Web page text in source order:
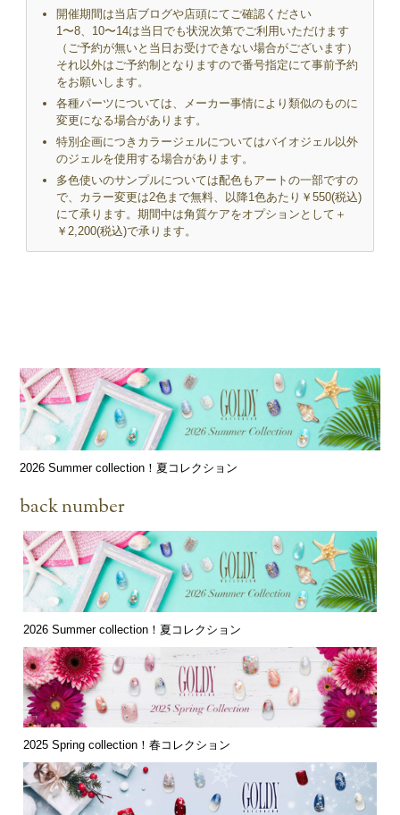
開催期間は当店ブログや店頭にてご確認ください
1〜8、10〜14は当日でも状況次第でご利用いただけます
（ご予約が無いと当日お受けできない場合がございます）
それ以外はご予約制となりますので番号指定にて事前予約
をお願いします。
各種パーツについては、メーカー事情により類似のものに
変更になる場合があります。
特別企画につきカラージェルについてはバイオジェル以外
のジェルを使用する場合があります。
多色使いのサンプルについては配色もアートの一部ですの
で、カラー変更は2色まで無料、以降1色あたり￥550(税込)
にて承ります。期間中は角質ケアをオプションとして＋
￥2,200(税込)で承ります。
2026 Summer collection！夏コレクション
back number
2026 Summer collection！夏コレクション
2025 Spring collection！春コレクション